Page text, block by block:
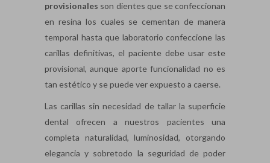
provisionales son dientes que se confeccionan
en resina los cuales se cementan de manera
temporal hasta que laboratorio confeccione las
carillas definitivas, el paciente debe usar este
provisional, aunque aporte funcionalidad no es
tan estético y se puede ver expuesto a caerse.
Las carillas sin necesidad de tallar la superficie
dental ofrecen a nuestros pacientes una
completa naturalidad, luminosidad, otorgando
elegancia y sobretodo la seguridad de poder